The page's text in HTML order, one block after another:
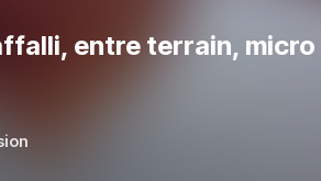
entre terrain,